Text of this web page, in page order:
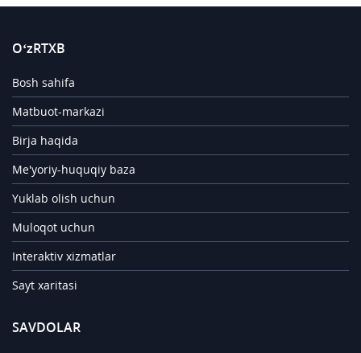
O‘zRTXB
Bosh sahifa
Matbuot-markazi
Birja haqida
Me'yoriy-huquqiy baza
Yuklab olish uchun
Muloqot uchun
Interaktiv xizmatlar
Sayt xaritasi
SAVDOLAR